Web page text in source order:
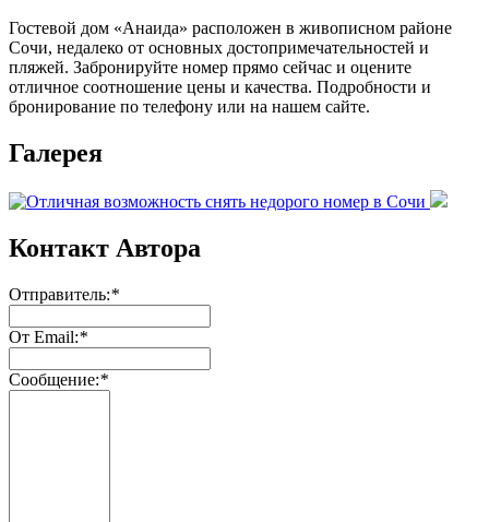
Гостевой дом «Анаида» расположен в живописном районе
Сочи, недалеко от основных достопримечательностей и
пляжей. Забронируйте номер прямо сейчас и оцените
отличное соотношение цены и качества. Подробности и
бронирование по телефону или на нашем сайте.
Галерея
Контакт Автора
Отправитель:*
От Email:*
Сообщение:*